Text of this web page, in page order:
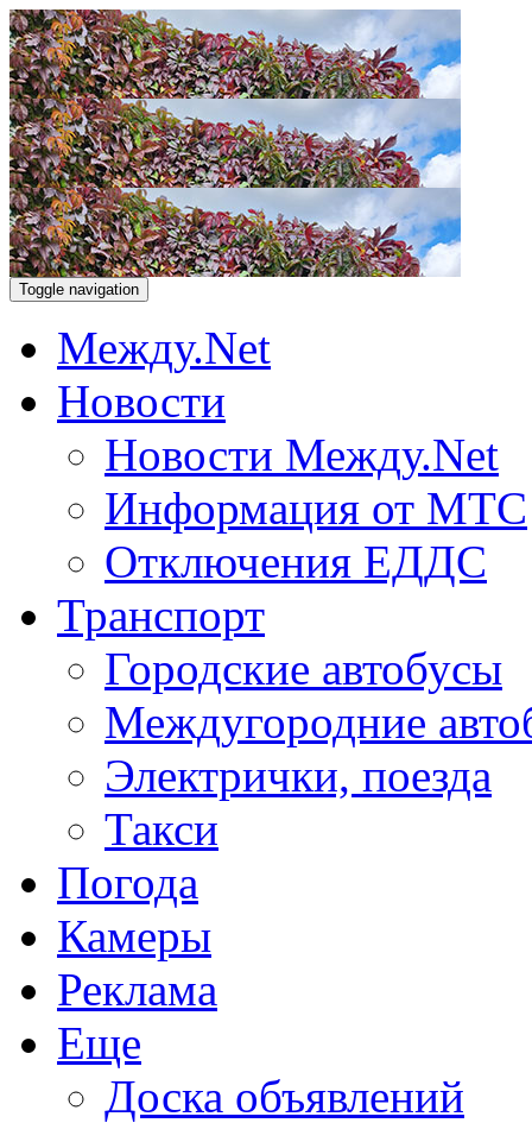
Toggle navigation
Между.Net
Новости
Новости Между.Net
Информация от МТС
Отключения ЕДДС
Транспорт
Городские автобусы
Междугородние
Электрички, поезда
Такси
Погода
Камеры
Реклама
Еще
Доска объявлений